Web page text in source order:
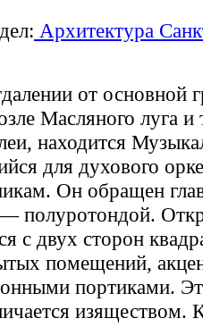
Архитектура
от основной
Масляного луга и
находится
для духового
Он обращен
— полуротондой.
с двух сторон
помещений,
портиками.
изяществом.